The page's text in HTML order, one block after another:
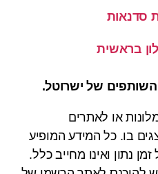
סדנאות
בראשית
של ישרוטל.
או לאתרים
בו. כל המידע המופיע
נתון ואינו מחייב כלל.